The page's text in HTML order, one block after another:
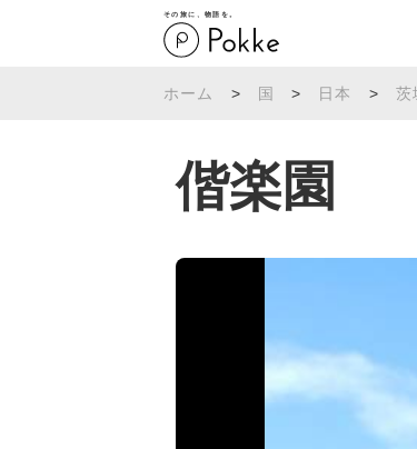
その旅に、物語を。
ホーム > 国 > 日本 > 茨
偕楽園